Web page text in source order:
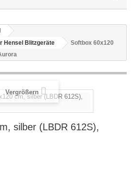
Hensel Blitzgeräte
Softbox 60x120
Vergrößern
silber (LBDR 612S),